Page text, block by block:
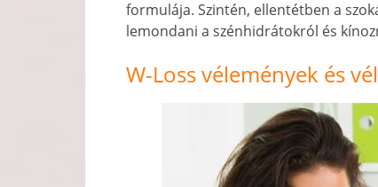
formulája. Szintén, ellentétben a
lemondani a szénhidrátokról és
W-Loss vélemények és